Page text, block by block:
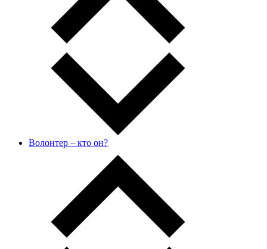
Волонтер – кто он?